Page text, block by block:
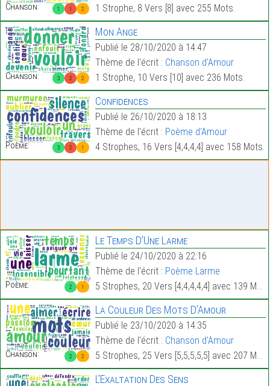
1 1 2
Chanson:
1 Strophe, 8 Vers [8] avec 255 Mots.
3 2 2
Chanson:
Mon Ange
Publié le 28/10/2020 à 14:47
Thème de l'écrit : Chanson d'Amour
1 Strophe, 10 Vers [10] avec 236 Mots.
3 2 1
Poème:
Confidences
Publié le 26/10/2020 à 18:13
Thème de l'écrit : Poème d'Amour
4 Strophes, 16 Vers [4,4,4,4] avec 158 Mots.
2 1
Poème:
Le Temps D’Une Larme
Publié le 24/10/2020 à 22:16
Thème de l'écrit : Poème Larme
5 Strophes, 20 Vers [4,4,4,4,4] avec 139 Mots.
2 2
Chanson:
La Couleur Des Mots D’Amour
Publié le 23/10/2020 à 14:35
Thème de l'écrit : Chanson d'Amour
5 Strophes, 25 Vers [5,5,5,5,5] avec 207 Mots.
L’Exaltation Des Sens